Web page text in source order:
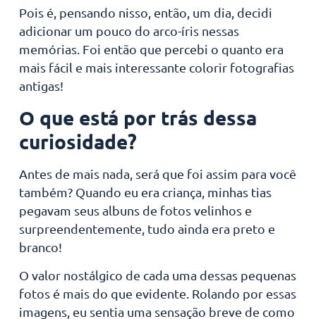
Pois é, pensando nisso, então, um dia, decidi
adicionar um pouco do arco-íris nessas
memórias. Foi então que percebi o quanto era
mais fácil e mais interessante colorir fotografias
antigas!
O que está por trás dessa
curiosidade?
Antes de mais nada, será que foi assim para você
também? Quando eu era criança, minhas tias
pegavam seus albuns de fotos velinhos e
surpreendentemente, tudo ainda era preto e
branco!
O valor nostálgico de cada uma dessas pequenas
fotos é mais do que evidente. Rolando por essas
imagens, eu sentia uma sensação breve de como